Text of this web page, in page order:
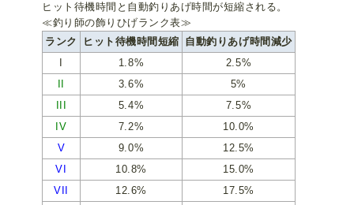
ヒット待機時間と自動釣りあげ時間が短縮される。
≪釣り師の飾りひげランク表≫
ランク
ヒット待機時間短縮 自動釣りあげ時間減少
1.8%
2.5%
3.6%
5%
5.4%
7.5%
IV
7.2%
10.0%
V
9.0%
12.5%
VI
10.8%
15.0%
VII
12.6%
17.5%